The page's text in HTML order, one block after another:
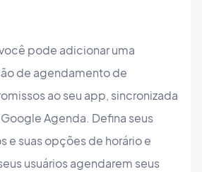
pode adicionar uma
de agendamento de
ao seu app, sincronizada
Agenda. Defina seus
e suas opções de horário e
usuários agendarem seus